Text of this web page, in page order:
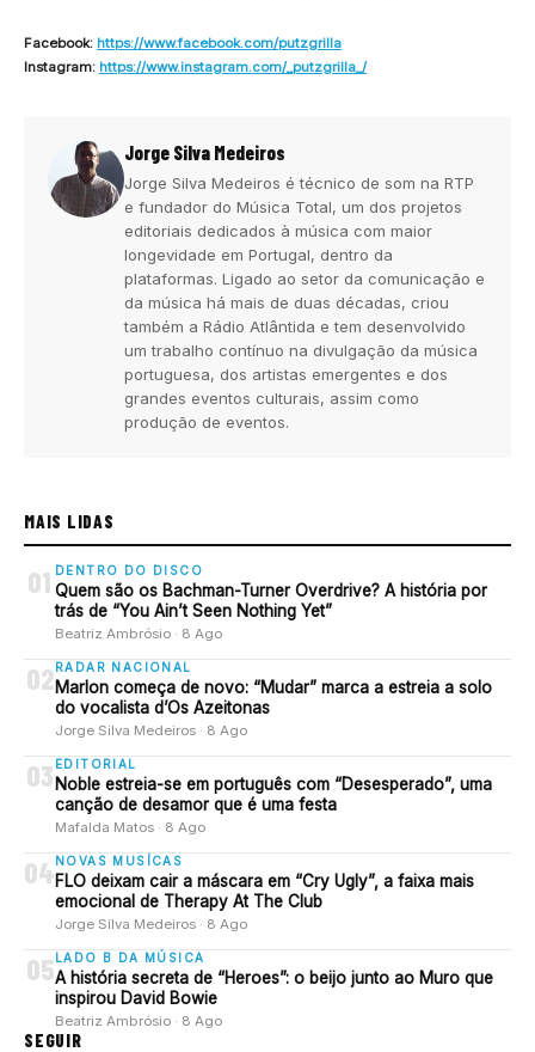
Facebook: https://www.facebook.com/putzgrilla
Instagram: https://www.instagram.com/_putzgrilla_/
Jorge Silva Medeiros
Jorge Silva Medeiros é técnico de som na RTP
e fundador do Música Total, um dos projetos
editoriais dedicados à música com maior
longevidade em Portugal, dentro da
plataformas. Ligado ao setor da comunicação e
da música há mais de duas décadas, criou
também a Rádio Atlântida e tem desenvolvido
um trabalho contínuo na divulgação da música
portuguesa, dos artistas emergentes e dos
grandes eventos culturais, assim como
produção de eventos.
MAIS LIDAS
01 DENTRO DO DISCO
Quem são os Bachman-Turner Overdrive? A história por
trás de “You Ain’t Seen Nothing Yet”
Beatriz Ambrósio · 8 Ago
02 RADAR NACIONAL
Marlon começa de novo: “Mudar” marca a estreia a solo
do vocalista d’Os Azeitonas
Jorge Silva Medeiros · 8 Ago
03 EDITORIAL
Noble estreia-se em português com “Desesperado”, uma
canção de desamor que é uma festa
Mafalda Matos · 8 Ago
04NOVAS MUSÍCAS
FLO deixam cair a máscara em “Cry Ugly”, a faixa mais
emocional de Therapy At The Club
Jorge Silva Medeiros · 8 Ago
05 LADO B DA MÚSICA
A história secreta de “Heroes”: o beijo junto ao Muro que
inspirou David Bowie
Beatriz Ambrósio · 8 Ago
SEGUIR